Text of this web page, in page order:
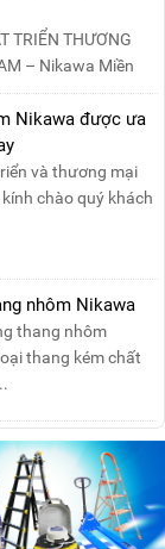
TRIỂN THƯƠNG
– Nikawa Miền
....
Nikawa được ưa
và thương mại
chào quý khách
nhôm Nikawa
thang nhôm
thang kém chất